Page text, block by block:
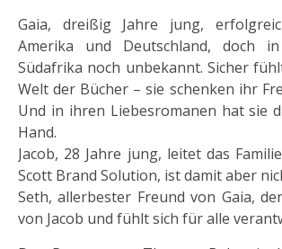
Gaia, dreißig Jahre jung,
Amerika und Deutschland, doch
Südafrika noch unbekannt. Sicher
Welt der Bücher – sie schenken ihr
Und in ihren Liebesromanen hat sie
Hand.
Jacob, 28 Jahre jung, leitet das
Scott Brand Solution, ist damit aber
Seth, allerbester Freund von Gaia,
von Jacob und fühlt sich für alle